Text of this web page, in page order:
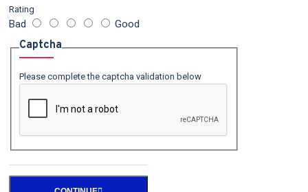
Rating
Bad Good
Captcha
Please complete the captcha validation below